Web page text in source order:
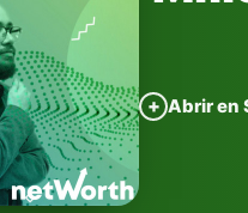
+ Abrir en